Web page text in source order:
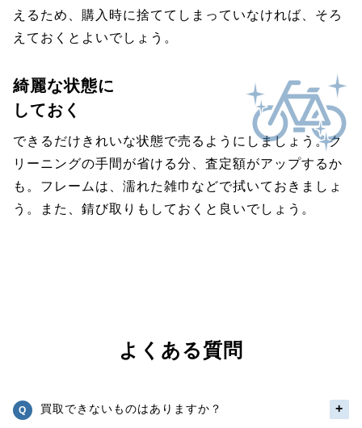
えるため、購入時に捨ててしまっていなければ、そろ
えておくとよいでしょう。
綺麗な状態に
しておく
できるだけきれいな状態で売るようにしましょう。ク
リーニングの手間が省ける分、査定額がアップするか
も。フレームは、濡れた雑巾などで拭いておきましょ
う。また、錆び取りもしておくと良いでしょう。
よくある質問
買取できないものはありますか？